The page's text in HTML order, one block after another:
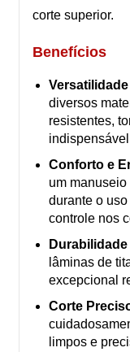
corte superior.
Benefícios
diversos
resistentes,
Conforto e
um
durante o
controle nos
lâminas de
excepcional
Corte
limpos e